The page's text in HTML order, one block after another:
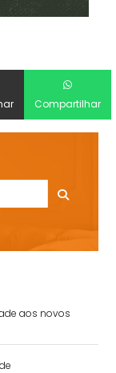
Compartilhar
aos novos